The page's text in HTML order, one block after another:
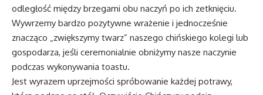
odległość między brzegami obu naczyń po ich zetknięciu.
Wywrzemy bardzo pozytywne wrażenie i jednocześnie
znacząco „zwiększymy twarz” naszego chińskiego kolegi lub
gospodarza, jeśli ceremonialnie obniżymy nasze naczynie
podczas wykonywania toastu.
Jest wyrazem uprzejmości spróbowanie każdej potrawy,